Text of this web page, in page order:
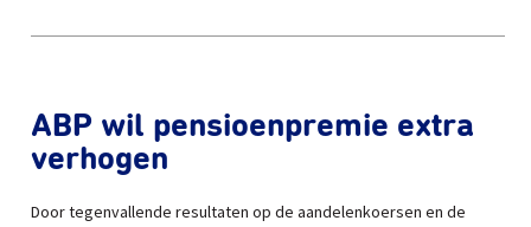
ABP wil pensioenpremie extra
verhogen
Door tegenvallende resultaten op de aandelenkoersen en de